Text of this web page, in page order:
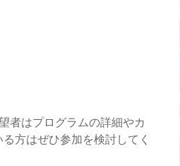
者はプログラムの詳細やカ
方はぜひ参加を検討してく